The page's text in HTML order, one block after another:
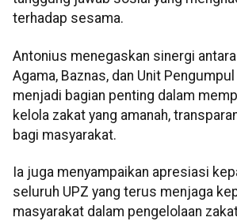
terhadap sesama.
Antonius menegaskan sinergi
Agama, Baznas, dan Unit
menjadi bagian penting dalam
kelola zakat yang amanah,
bagi masyarakat.
Ia juga menyampaikan apresiasi
seluruh UPZ yang terus menjaga
masyarakat dalam pengelolaan